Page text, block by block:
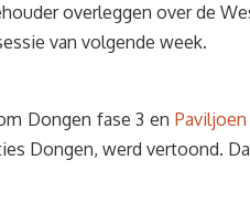
overleggen over de
van volgende week.
Dongen fase 3 en
Dongen, werd vertoond.